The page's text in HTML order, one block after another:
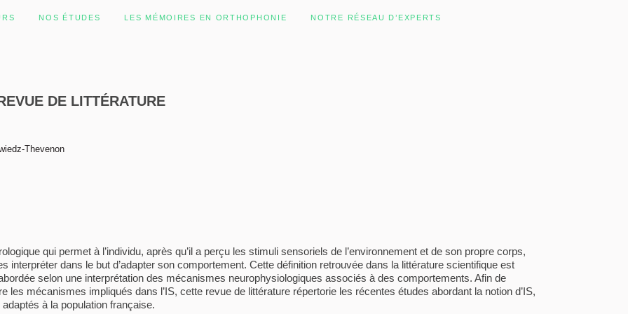
NOS ÉTUDES LES MÉMOIRES EN ORTHOPHONIE NOTRE RÉSEAU D’EXPERTS
DE LITTÉRATURE
Thevenon
qui permet à l’individu, après qu’il a perçu les stimuli sensoriels de l’environnement et de son propre corps,
interpréter dans le but d’adapter son comportement. Cette définition retrouvée dans la littérature scientifique est
selon une interprétation des mécanismes neurophysiologiques associés à des comportements. Afin de
les mécanismes impliqués dans l’IS, cette revue de littérature répertorie les récentes études abordant la notion d’IS,
à la population française.